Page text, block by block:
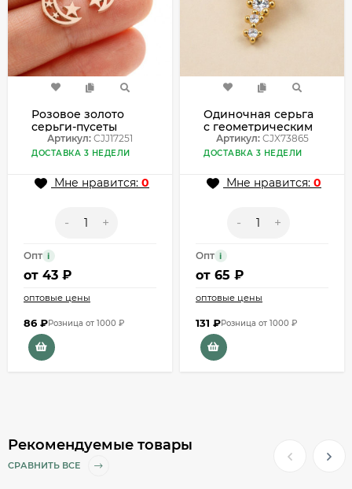
Розовое золото
серьги-пусеты
Месяц и звезды
CJJ17251
Артикул: CJJ17251
ДОСТАВКА 3 НЕДЕЛИ
Мне нравится: 0
- +
Опт i
от 43 ₽
оптовые цены
86 ₽Розница от 1000 ₽
Одиночная серьга
с геометрическим
рисунком из
нержавеющей
Артикул:CJX73865
ДОСТАВКА 3 НЕДЕЛИ
Мне нравится: 0
- +
Опт i
от 65 ₽
оптовые цены
131 ₽Розница от 1000 ₽
Рекомендуемые товары
СРАВНИТЬ ВСЕ